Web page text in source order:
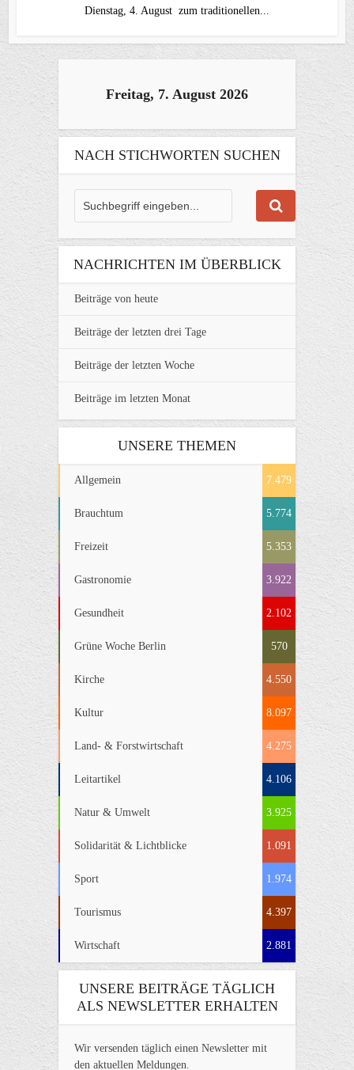
Dienstag, 4. August zum traditionellen...
Freitag, 7. August 2026
NACH STICHWORTEN SUCHEN
NACHRICHTEN IM ÜBERBLICK
Beiträge von heute
Beiträge der letzten drei Tage
Beiträge der letzten Woche
Beiträge im letzten Monat
UNSERE THEMEN
Allgemein 7.479
Brauchtum 5.774
Freizeit 5.353
Gastronomie 3.922
Gesundheit 2.102
Grüne Woche Berlin 570
Kirche 4.550
Kultur 8.097
Land- & Forstwirtschaft 4.275
Leitartikel 4.106
Natur & Umwelt 3.925
Solidarität & Lichtblicke 1.091
Sport 1.974
Tourismus 4.397
Wirtschaft 2.881
UNSERE BEITRÄGE TÄGLICH
ALS NEWSLETTER ERHALTEN
Wir versenden täglich einen Newsletter mit
den aktuellen Meldungen.